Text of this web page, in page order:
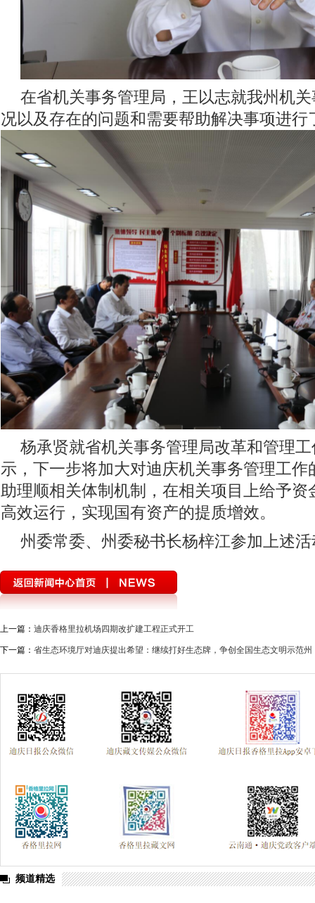
在省机关事务管理局，王以志就我州机
况以及存在的问题和需要帮助解决事项进行
杨承贤就省机关事务管理局改革和管理
示，下一步将加大对迪庆机关事务管理工
助理顺相关体制机制，在相关项目上给予
高效运行，实现国有资产的提质增效。
州委常委、州委秘书长杨梓江参加上述
上一篇： 迪庆香格里拉机场四期改扩建工程正式开工
下一篇： 省生态环境厅对迪庆提出希望：继续打好生态牌，争创全国生态文明示范州
频道精选